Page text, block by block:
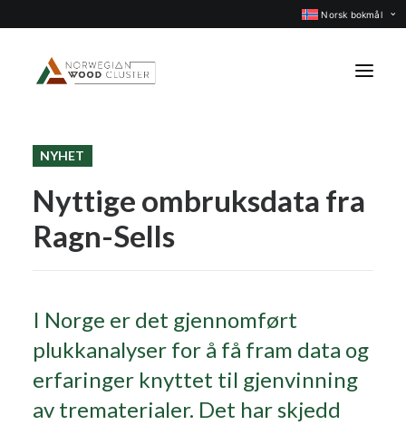
Norsk bokmål
Nyheter
Arrangementer
Prosjekter
Om oss
KONTAKT OSS
NYHET
Nyttige ombruksdata fra
Ragn-Sells
I Norge er det gjennomført
plukkanalyser for å få fram data og
erfaringer knyttet til gjenvinning
av trematerialer. Det har skjedd